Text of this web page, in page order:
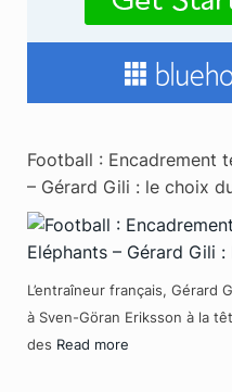
Football : Encadrement
– Gérard Gili : le choix
L’entraîneur français, Gérard
à Sven-Göran Eriksson à la
des Read more